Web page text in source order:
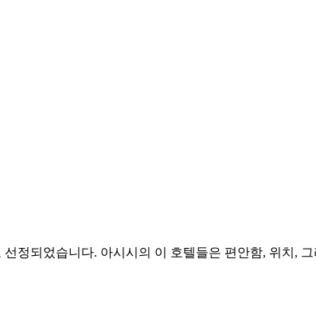
정되었습니다. 아시시의 이 호텔들은 편안함, 위치,